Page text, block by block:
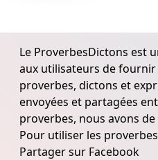
Le ProverbesDictons est
aux utilisateurs de fournir
proverbes, dictons et
envoyées et partagées
proverbes, nous avons
Pour utiliser les
Partager sur Facebook